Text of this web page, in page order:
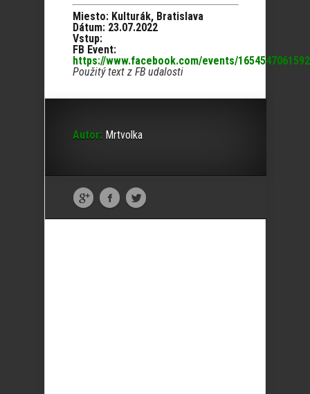
Miesto: Kulturák, Bratislava
Dátum: 23.07.2022
Vstup:
FB Event:
https://www.facebook.com/events/
Použitý text z FB udalosti
Autor: Mrtvolka